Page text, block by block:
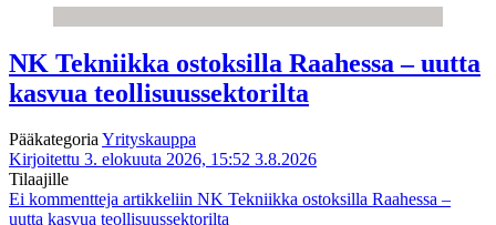
NK Tekniikka ostoksilla Raahessa – uutta
kasvua teollisuussektorilta
PääkategoriaYrityskauppa
Kirjoitettu 3. elokuuta 2026, 15:52 3.8.2026
Tilaajille
Ei kommentteja artikkeliin NK Tekniikka ostoksilla Raahessa –
uutta kasvua teollisuussektorilta